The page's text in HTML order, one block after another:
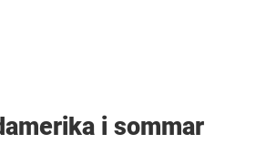
i sommar